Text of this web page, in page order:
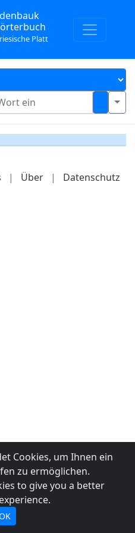
Platt
| Über | Datenschutz
Cookies, um Ihnen ein
zu ermöglichen.
to give you a better